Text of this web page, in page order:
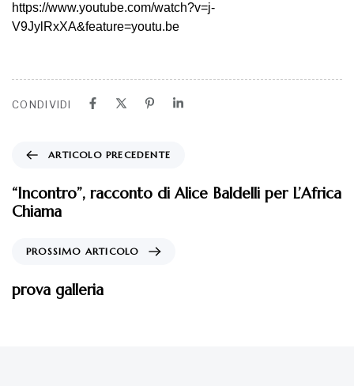
https://www.youtube.com/watch?v=j-
V9JylRxXA&feature=youtu.be
CONDIVIDI
ARTICOLO PRECEDENTE
“Incontro”, racconto di Alice Baldelli per L’Africa
Chiama
PROSSIMO ARTICOLO
prova galleria